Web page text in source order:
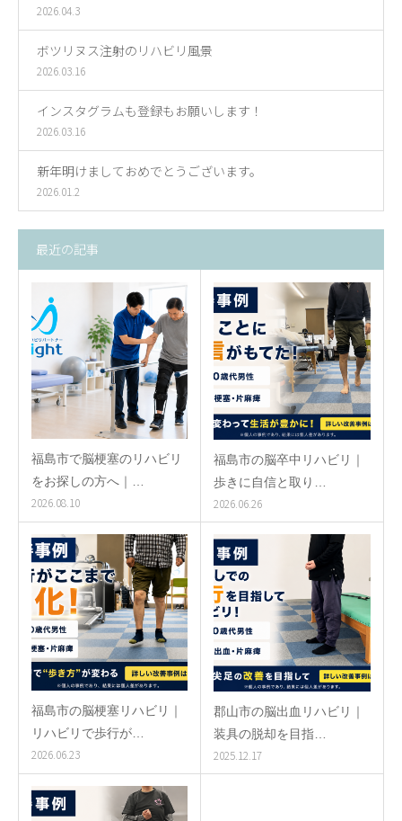
2026.04.3
ボツリヌス注射のリハビリ風景
2026.03.16
インスタグラムも登録もお願いします！
2026.03.16
新年明けましておめでとうございます。
2026.01.2
最近の記事
福島市で脳梗塞のリハビリ
をお探しの方へ｜…
2026.08.10
福島市の脳卒中リハビリ｜
歩きに自信と取り…
2026.06.26
福島市の脳梗塞リハビリ｜
リハビリで歩行が…
2026.06.23
郡山市の脳出血リハビリ｜
装具の脱却を目指…
2025.12.17